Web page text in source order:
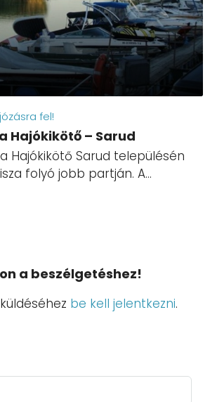
fel!
Hajókikötő – Sarud
Hajókikötő Sarud településén
folyó jobb partján. A...
a beszélgetéshez!
be kell jelentkezni.